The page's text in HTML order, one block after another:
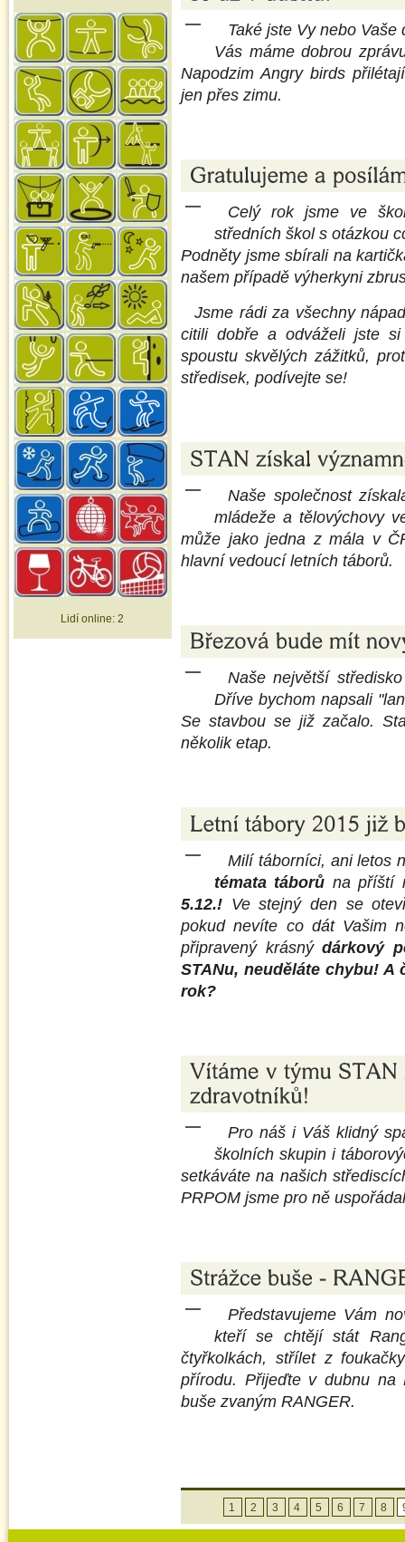
Také jste Vy nebo
Vás máme dobrou
Napodzim Angry birds
jen přes zimu.
Celý rok jsme ve
středních škol s otázkou
Podněty jsme sbírali na
našem případě výherkyni
Jsme rádi za všechny
citili dobře a odváželi jste
spoustu skvělých zážitků,
středisek, podívejte se!
Naše společnost
mládeže a tělovýchovy
může jako jedna z mála v
hlavní vedoucí letních táborů.
Naše největší
Dříve bychom napsali
Se stavbou se již začalo.
několik etap.
Milí táborníci, ani letos
témata táborů na příští
5.12.! Ve stejný den se
pokud nevíte co dát Vašim
připravený krásnýdárkový
STANu, neuděláte chybu!
rok?
Pro náš i Váš klidný
školních skupin i
setkáváte na našich
PRPOM jsme pro ně
Představujeme Vám
kteří se chtějí stát
čtyřkolkách, střílet z
přírodu. Přijeďte v dubnu na
buše zvaným RANGER.
1 2 3 4 5 6 7 8
Lidí online:2